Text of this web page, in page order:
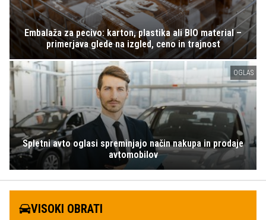
Embalaža za pecivo: karton, plastika ali BIO material –
primerjava glede na izgled, ceno in trajnost
OGLAS
Spletni avto oglasi spreminjajo način nakupa in prodaje
avtomobilov
VISOKI OBRATI